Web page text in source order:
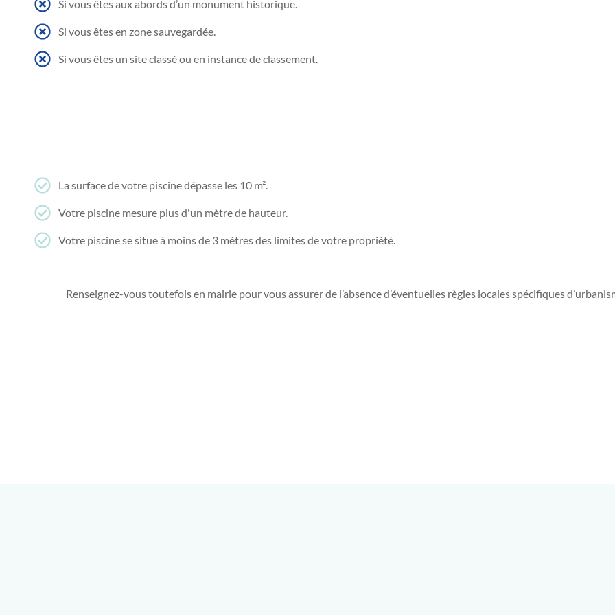
Si vous êtes aux abords d’un monument historique.
Si vous êtes en zone sauvegardée.
Si vous êtes un site classé ou en instance de classement.
La surface de votre piscine dépasse les 10 m².
Votre piscine mesure plus d'un mètre de hauteur.
Votre piscine se situe à moins de 3 mètres des limites de votre propriété.
Renseignez-vous toutefois en mairie pour vous assurer de l’absence d’éventuelles règles locales spécifiques